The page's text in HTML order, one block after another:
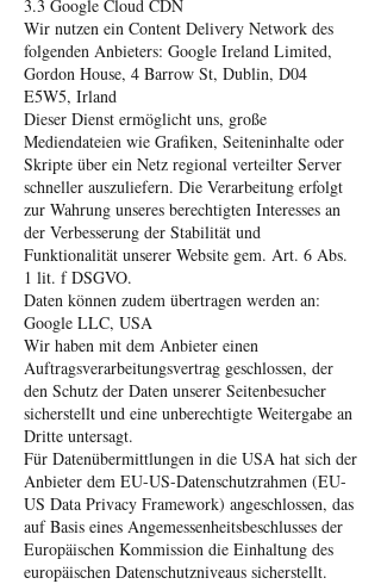
3.3 Google Cloud CDN
Wir nutzen ein Content Delivery Network des
folgenden Anbieters: Google Ireland Limited,
Gordon House, 4 Barrow St, Dublin, D04
E5W5, Irland
Dieser Dienst ermöglicht uns, große
Mediendateien wie Grafiken, Seiteninhalte oder
Skripte über ein Netz regional verteilter Server
schneller auszuliefern. Die Verarbeitung erfolgt
zur Wahrung unseres berechtigten Interesses an
der Verbesserung der Stabilität und
Funktionalität unserer Website gem. Art. 6 Abs.
1 lit. f DSGVO.
Daten können zudem übertragen werden an:
Google LLC, USA
Wir haben mit dem Anbieter einen
Auftragsverarbeitungsvertrag geschlossen, der
den Schutz der Daten unserer Seitenbesucher
sicherstellt und eine unberechtigte Weitergabe an
Dritte untersagt.
Für Datenübermittlungen in die USA hat sich der
Anbieter dem EU-US-Datenschutzrahmen (EU-
US Data Privacy Framework) angeschlossen, das
auf Basis eines Angemessenheitsbeschlusses der
Europäischen Kommission die Einhaltung des
europäischen Datenschutzniveaus sicherstellt.